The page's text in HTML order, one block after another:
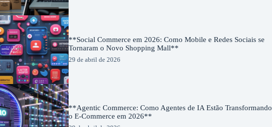
**Social Commerce em 2026: Como Mobile e Redes Sociais se
Tornaram o Novo Shopping Mall**
29 de abril de 2026
**Agentic Commerce: Como Agentes de IA Estão Transformando
o E-Commerce em 2026**